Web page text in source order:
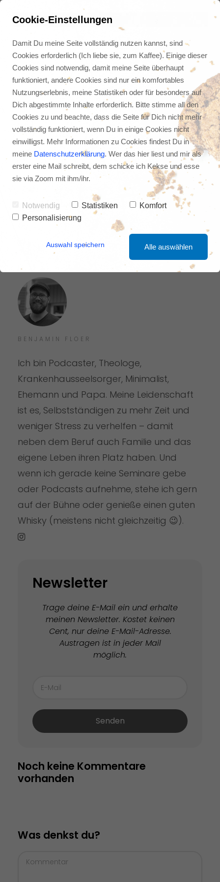
Minimalismus und
Hobbys
BENJAMIN FLOER
Ich bin Podcaster, Theologe,
Krankenhausseelsorger, Minimalist,
Ehemann und Papa. Meine Leidenschaft
ist es, Selbstständigen zu mehr Zeit und
weniger Stress zu verhelfen – damit
neben dem Beruf auch Familie und das
eigene Leben ihren Platz haben. Und
wenn ich gerade keine Seminare gebe
oder Podcasts aufnehme, stehe ich gern
auf der Bühne oder genieße einen guten
Whisky (meistens nicht gleichzeitig 😉).
Newsletter
Trage deine E-Mail ein und erhalte
meinen Newsletter. Kostet keinen
Cent, nur deine E-Mail-Adresse.
Austragen ist in jeder Mail
möglich.
Senden
Noch keine Kommentare
vorhanden
Was denkst du?
Cookie-Einstellungen
Damit Du meine Seite vollständig nutzen kannst, sind
Cookies erforderlich (Ich liebe sie, zum Kaffee). Einige dieser
Cookies sind notwendig, damit meine Seite überhaupt
funktioniert, andere Cookies sind nur ein komfortables
Nutzungserlebnis, meine Statistiken oder für besonders auf
Dich abgestimmte Inhalte erforderlich. Bitte stimme all den
Cookies zu und beachte, dass die Seite für Dich nicht mehr
vollständig funktioniert, wenn Du in einige Cookies nicht
einwilligst. Mehr Informationen zu Cookies findest Du in
meine Datenschutzerklärung. Wer das hier liest und mir als
erster eine Mail schreibt, dem schicke ich Kekse und esse
sie via Zoom mit ihm/ihr.
Notwendig Statistiken
Komfort
Personalisierung
Auswahl speichern Alle auswählen